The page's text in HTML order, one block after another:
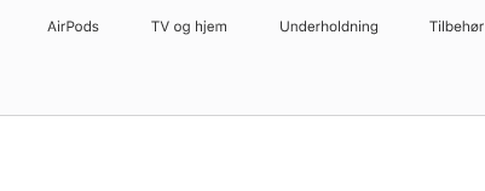
AirPods TV og hjem Underholdning Tilbehør